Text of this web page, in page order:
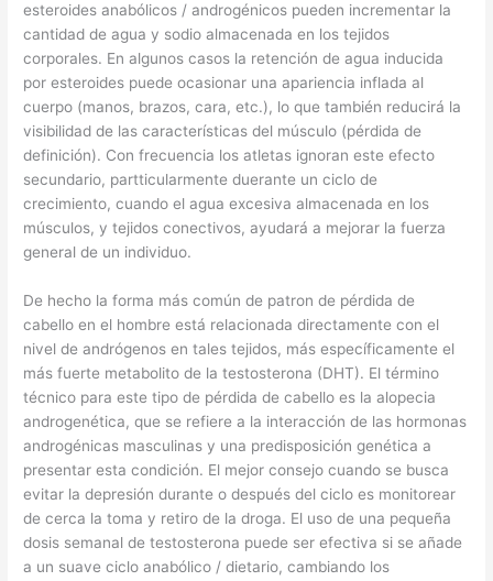
esteroides anabólicos / androgénicos pueden incrementar la
cantidad de agua y sodio almacenada en los tejidos
corporales. En algunos casos la retención de agua inducida
por esteroides puede ocasionar una apariencia inflada al
cuerpo (manos, brazos, cara, etc.), lo que también reducirá la
visibilidad de las características del músculo (pérdida de
definición). Con frecuencia los atletas ignoran este efecto
secundario, partticularmente duerante un ciclo de
crecimiento, cuando el agua excesiva almacenada en los
músculos, y tejidos conectivos, ayudará a mejorar la fuerza
general de un individuo.
De hecho la forma más común de patron de pérdida de
cabello en el hombre está relacionada directamente con el
nivel de andrógenos en tales tejidos, más específicamente el
más fuerte metabolito de la testosterona (DHT). El término
técnico para este tipo de pérdida de cabello es la alopecia
androgenética, que se refiere a la interacción de las hormonas
androgénicas masculinas y una predisposición genética a
presentar esta condición. El mejor consejo cuando se busca
evitar la depresión durante o después del ciclo es monitorear
de cerca la toma y retiro de la droga. El uso de una pequeña
dosis semanal de testosterona puede ser efectiva si se añade
a un suave ciclo anabólico / dietario, cambiando los